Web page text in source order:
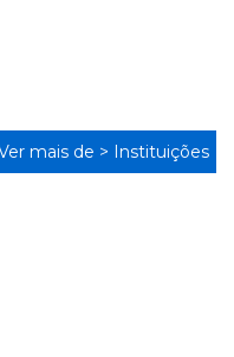
mais de > Instituições